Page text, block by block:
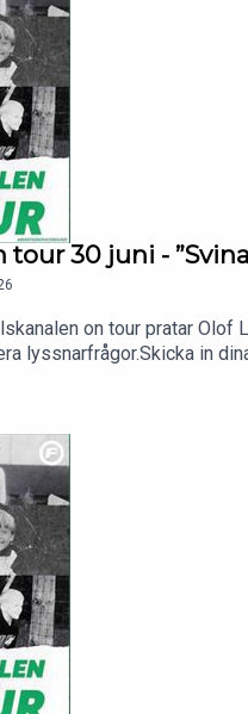
30 juni -
on tour pratar
lyssnarfrågor.Skicka in